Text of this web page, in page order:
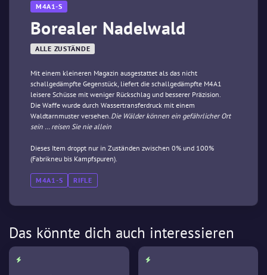
M4A1-S
Borealer Nadelwald
ALLE ZUSTÄNDE
Mit einem kleineren Magazin ausgestattet als das nicht
schallgedämpfte Gegenstück, liefert die schallgedämpfte M4A1
leisere Schüsse mit weniger Rückschlag und besserer Präzision.
Die Waffe wurde durch Wassertransferdruck mit einem
Waldtarnmuster versehen.Die Wälder können ein gefährlicher Ort
sein … reisen Sie nie allein
Dieses Item droppt nur in Zuständen zwischen 0% und 100%
(Fabrikneu bis Kampfspuren).
M4A1-S RIFLE
Das könnte dich auch interessieren